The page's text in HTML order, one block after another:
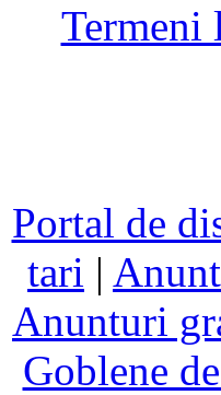
Termeni
Portal de
tari |
Anunturi
Goblene